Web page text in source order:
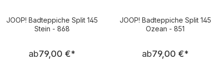
JOOP! Badteppiche Split 145
Stein - 868
Regulärer Preis:
ab79,00 €*
JOOP! Badteppiche Split 145
Ozean - 851
Regulärer
ab79,00 €*